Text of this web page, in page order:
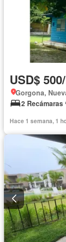
USD$
Gorgona,
2 Recámaras
Hace 1 semana, 1